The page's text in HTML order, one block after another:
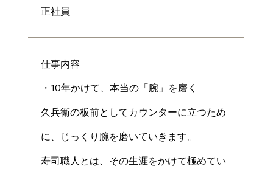
正社員
仕事内容
・10年かけて、本当の「腕」を磨く
久兵衛の板前としてカウンターに立つため
に、じっくり腕を磨いていきます。
寿司職人とは、その生涯をかけて極めてい